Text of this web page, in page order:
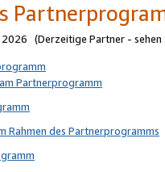
2026 (Derzeitige Partner - sehen
Partnerprogramm
Rahmen des Partnerprogramms